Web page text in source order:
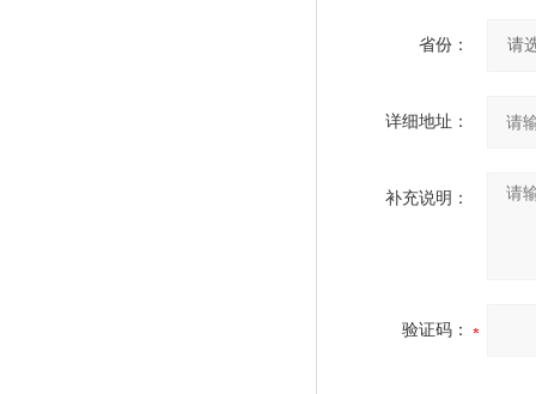
省份：
详细地址：
补充说明：
验证码：